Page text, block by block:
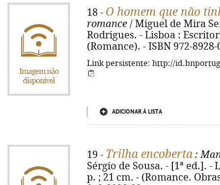
18 - O homem que não
romance / Miguel de Mira
Rodrigues. - Lisboa :
(Romance). - ISBN 972-8928-
Link persistente: http://
ADICIONAR À LISTA
19 - Trilha encoberta :
Sérgio de Sousa. - [1ª ed.]. -
p. ; 21 cm. - (Romance.